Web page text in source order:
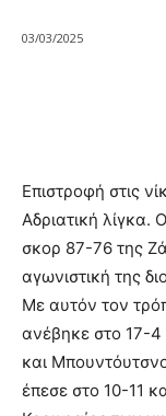
03/03/2025
Επιστροφή στις
Αδριατική λίγκα.
σκορ 87-76 της
αγωνιστική της
Με αυτόν τον
ανέβηκε στο 17-4
και
έπεσε στο 10-11